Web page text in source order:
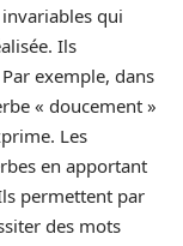
qui
Ils
exemple, dans
« doucement »
Les
en apportant
permettent par
des mots